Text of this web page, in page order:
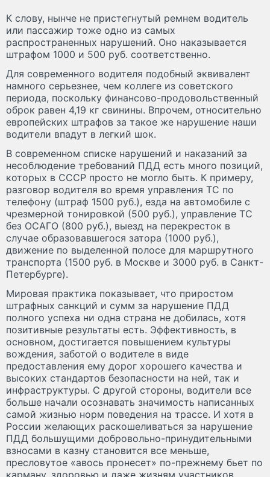
К слову, нынче не пристегнутый ремнем водитель
или пассажир тоже одно из самых
распространенных нарушений. Оно наказывается
штрафом 1000 и 500 руб. соответственно.
Для современного водителя подобный эквивалент
намного серьезнее, чем коллеге из советского
периода, поскольку финансово-продовольственный
оброк равен 4,19 кг свинины. Впрочем, относительно
европейских штрафов за такое же нарушение наши
водители впадут в легкий шок.
В современном списке нарушений и наказаний за
несоблюдение требований ПДД есть много позиций,
которых в СССР просто не могло быть. К примеру,
разговор водителя во время управления ТС по
телефону (штраф 1500 руб.), езда на автомобиле с
чрезмерной тонировкой (500 руб.), управление ТС
без ОСАГО (800 руб.), выезд на перекресток в
случае образовавшегося затора (1000 руб.),
движение по выделенной полосе для маршрутного
транспорта (1500 руб. в Москве и 3000 руб. в Санкт-
Петербурге).
Мировая практика показывает, что приростом
штрафных санкций и сумм за нарушение ПДД
полного успеха ни одна страна не добилась, хотя
позитивные результаты есть. Эффективность, в
основном, достигается повышением культуры
вождения, заботой о водителе в виде
предоставления ему дорог хорошего качества и
высоких стандартов безопасности на ней, так и
инфраструктуры. С другой стороны, водители все
больше начали осознавать значимость написанных
самой жизнью норм поведения на трассе. И хотя в
России желающих раскошеливаться за нарушение
ПДД большущими добровольно-принудительными
взносами в казну становится все меньше,
пресловутое «авось пронесет» по-прежнему бьет по